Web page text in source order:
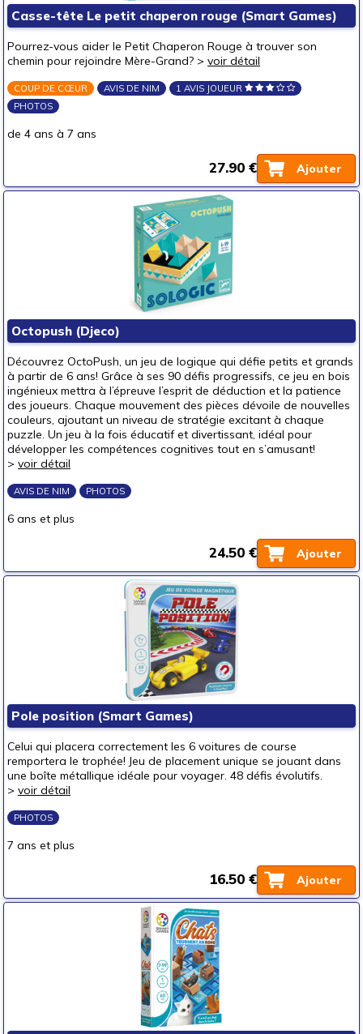
Casse-tête Le petit chaperon rouge (Smart Games)
Pourrez-vous aider le Petit Chaperon Rouge à trouver son
chemin pour rejoindre Mère-Grand? > voir détail
COUP DE CŒUR AVIS DE NIM
1 AVIS JOUEUR
PHOTOS
de 4 ans à 7 ans
Ajouter
27.90 €
Octopush (Djeco)
Découvrez OctoPush, un jeu de logique qui défie petits et grands
à partir de 6 ans! Grâce à ses 90 défis progressifs, ce jeu en bois
ingénieux mettra à l’épreuve l’esprit de déduction et la patience
des joueurs. Chaque mouvement des pièces dévoile de nouvelles
couleurs, ajoutant un niveau de stratégie excitant à chaque
puzzle. Un jeu à la fois éducatif et divertissant, idéal pour
développer les compétences cognitives tout en s’amusant!
> voir détail
AVIS DE NIM PHOTOS
6 ans et plus
Ajouter
24.50 €
Pole position (Smart Games)
Celui qui placera correctement les 6 voitures de course
remportera le trophée! Jeu de placement unique se jouant dans
une boîte métallique idéale pour voyager. 48 défis évolutifs.
> voir détail
PHOTOS
7 ans et plus
Ajouter
16.50 €